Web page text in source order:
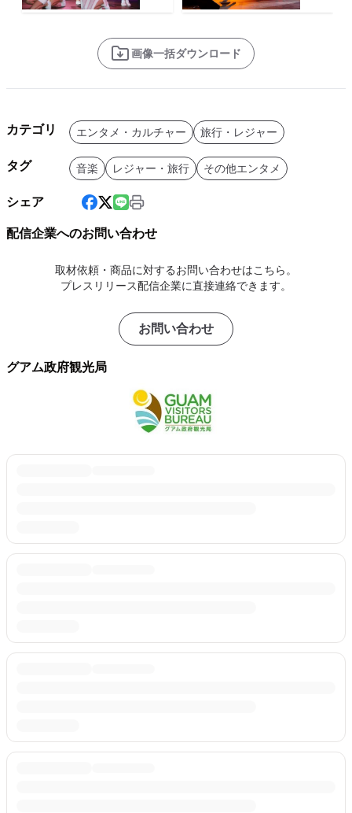
画像一括ダウンロード
カテゴリ エンタメ・カルチャー 旅行・レジャー
タグ 音楽 レジャー・旅行 その他エンタメ
シェア
配信企業へのお問い合わせ
取材依頼・商品に対するお問い合わせはこちら。
プレスリリース配信企業に直接連絡できます。
お問い合わせ
グアム政府観光局